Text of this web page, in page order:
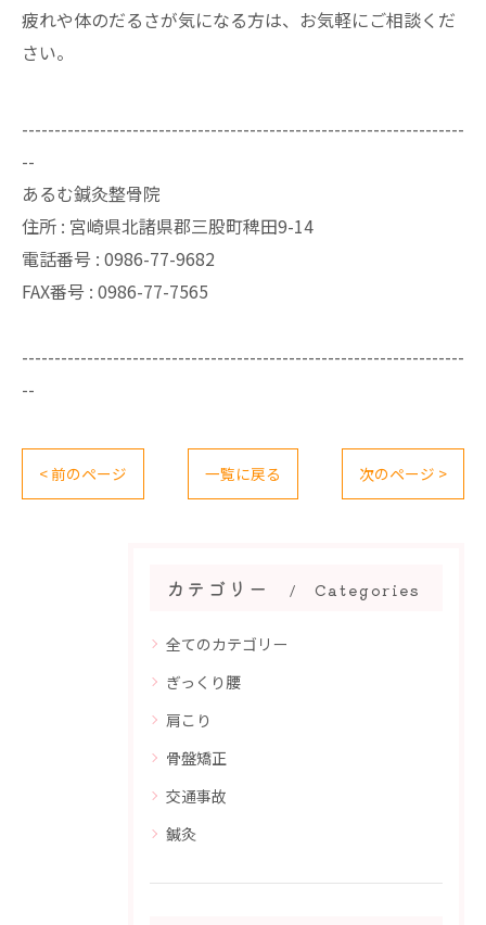
疲れや体のだるさが気になる方は、お気軽にご相談くだ
さい。
--------------------------------------------------------------------
--
あるむ鍼灸整骨院
住所 : 宮崎県北諸県郡三股町稗田9-14
電話番号 : 0986-77-9682
FAX番号 : 0986-77-7565
--------------------------------------------------------------------
--
< 前のページ 一覧に戻る 次のページ >
カテゴリー Categories
全てのカテゴリー
ぎっくり腰
肩こり
骨盤矯正
交通事故
鍼灸